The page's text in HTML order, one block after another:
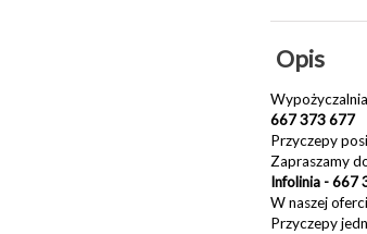
Opis
667 373 677
Przyczepy
Zapraszamy
Infolinia - 667
W naszej
Przyczepy